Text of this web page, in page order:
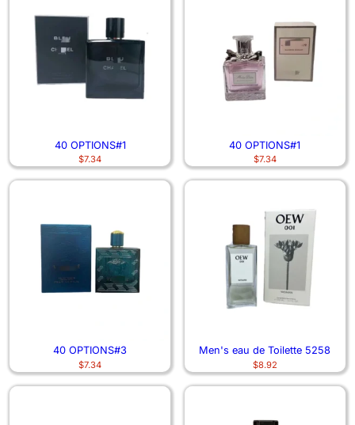
40 OPTIONS#1
$7.34
40 OPTIONS#1
$7.34
40 OPTIONS#3
$7.34
Men's eau de Toilette 5258
$8.92